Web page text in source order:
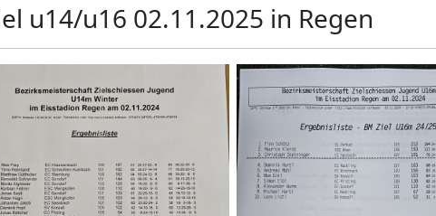
u14/u16 02.11.2025 in Regen